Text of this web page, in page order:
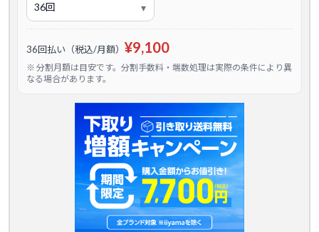
36回払い（税込/月額） ¥9,100
※ 分割月額は目安です。分割手数料・端数処理は実際の条件により異
なる場合があります。